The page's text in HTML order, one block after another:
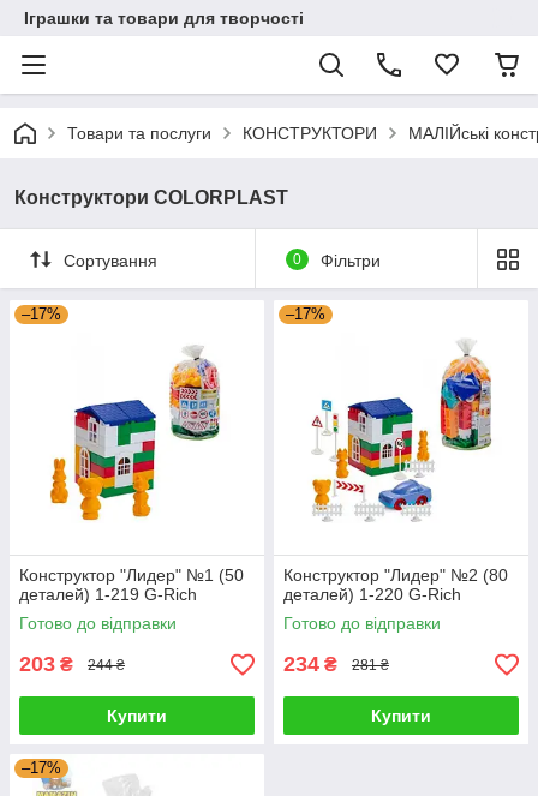
Іграшки та товари для творчості
Товари та послуги КОНСТРУКТОРИ МАЛІЙські
Конструктори COLORPLAST
Сортування 0 Фільтри
–17%
Конструктор "Лидер" №1 (50
деталей) 1-219 G-Rich
Готово до відправки
203 ₴ 244 ₴
Купити
–17%
Конструктор "Лидер" №2 (80
деталей) 1-220 G-Rich
Готово до відправки
234 ₴ 281 ₴
Купити
–17%